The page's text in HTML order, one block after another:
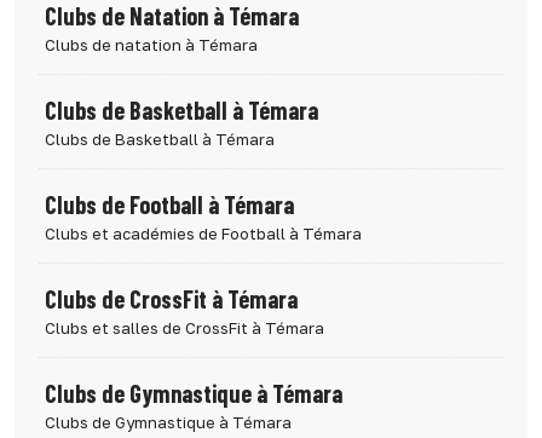
Clubs de Natation à Témara
Clubs de natation à Témara
Clubs de Basketball à Témara
Clubs de Basketball à Témara
Clubs de Football à Témara
Clubs et académies de Football à Témara
Clubs de CrossFit à Témara
Clubs et salles de CrossFit à Témara
Clubs de Gymnastique à Témara
Clubs de Gymnastique à Témara